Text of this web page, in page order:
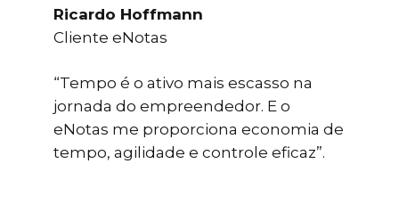
Ricardo Hoffmann
Cliente eNotas
“Tempo é o ativo mais escasso na
jornada do empreendedor. E o
eNotas me proporciona economia de
tempo, agilidade e controle eficaz”.